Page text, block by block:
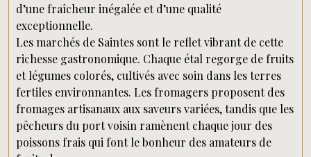
d’une fraîcheur inégalée et d’une qualité
exceptionnelle.
Les marchés de Saintes sont le reflet vibrant de cette
richesse gastronomique. Chaque étal regorge de fruits
et légumes colorés, cultivés avec soin dans les terres
fertiles environnantes. Les fromagers proposent des
fromages artisanaux aux saveurs variées, tandis que les
pêcheurs du port voisin ramènent chaque jour des
poissons frais qui font le bonheur des amateurs de